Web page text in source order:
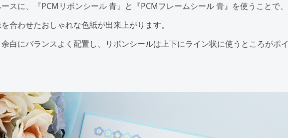
スに、『PCMリボンシール 青』と『PCMフレームシール 青』を使うことで、
合わせたおしゃれな色紙が出来上がります。
白にバランスよく配置し、リボンシールは上下にライン状に使うところがポイ